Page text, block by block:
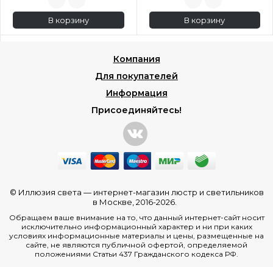
В корзину В корзину
Компания
Для покупателей
Информация
Присоединяйтесь!
© Иллюзия света — интернет-магазин люстр и светильников
в Москве , 2016-2026.
Обращаем ваше внимание на то, что данный интернет-сайт носит
исключительно информационный характер и ни при каких
условиях информационные материалы и цены, размещенные на
сайте, не являются публичной офертой, определяемой
положениями Статьи 437 Гражданского кодекса РФ.